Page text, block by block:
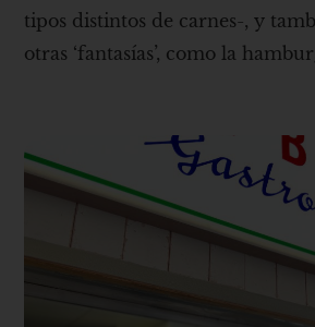
tipos distintos de carnes-, y
otras ‘fantasías’, como la